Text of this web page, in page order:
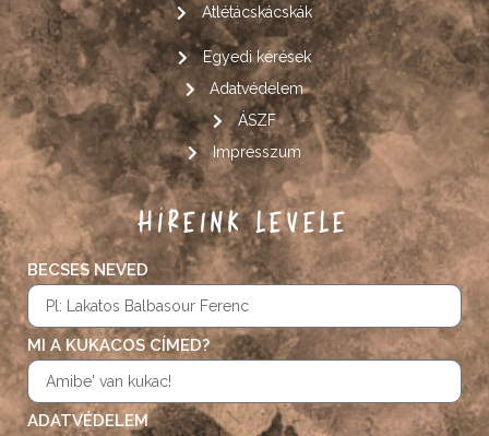
Atlétácskácskák
Egyedi kérések
Adatvédelem
ÁSZF
Impresszum
HÍREINK LEVELE
BECSES NEVED
MI A KUKACOS CÍMED?
ADATVÉDELEM